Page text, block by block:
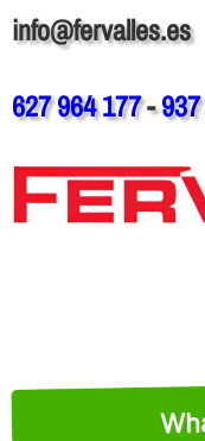
info@fervalles.es
627 964 177-